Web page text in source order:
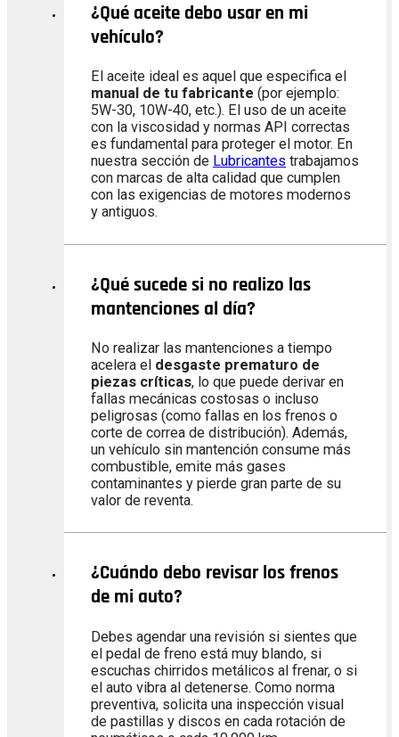
¿Qué aceite debo usar en mi
vehículo?
El aceite ideal es aquel que especifica el
manual de tu fabricante (por ejemplo:
5W-30, 10W-40, etc.). El uso de un aceite
con la viscosidad y normas API correctas
es fundamental para proteger el motor. En
nuestra sección de Lubricantes trabajamos
con marcas de alta calidad que cumplen
con las exigencias de motores modernos
y antiguos.
¿Qué sucede si no realizo las
mantenciones al día?
No realizar las mantenciones a tiempo
acelera el desgaste prematuro de
piezas críticas, lo que puede derivar en
fallas mecánicas costosas o incluso
peligrosas (como fallas en los frenos o
corte de correa de distribución). Además,
un vehículo sin mantención consume más
combustible, emite más gases
contaminantes y pierde gran parte de su
valor de reventa.
¿Cuándo debo revisar los frenos
de mi auto?
Debes agendar una revisión si sientes que
el pedal de freno está muy blando, si
escuchas chirridos metálicos al frenar, o si
el auto vibra al detenerse. Como norma
preventiva, solicita una inspección visual
de pastillas y discos en cada rotación de